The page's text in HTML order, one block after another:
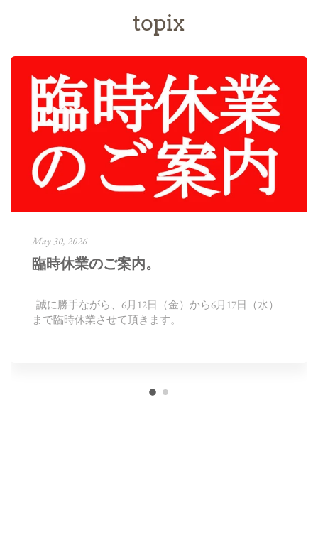
topix
May 30, 2026
臨時休業のご案内。
誠に勝手ながら、6月12日（金）から6月17日（水）
まで臨時休業させて頂きます。